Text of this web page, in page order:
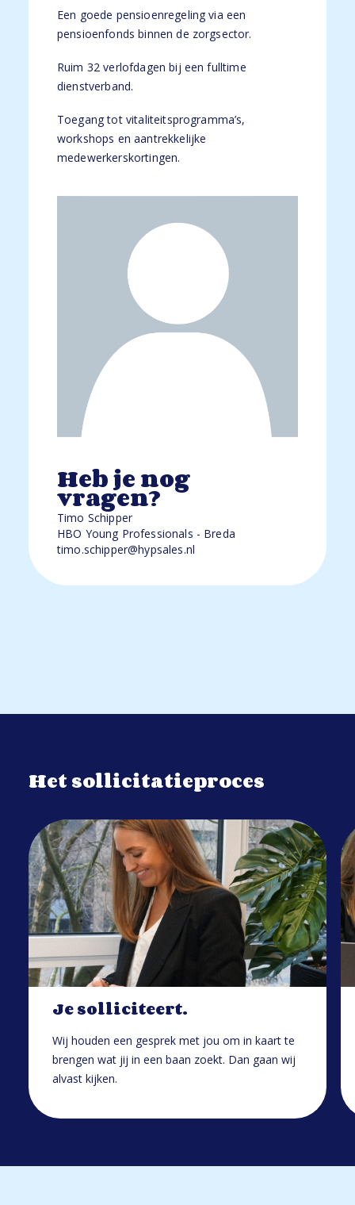
Een goede pensioenregeling via een
pensioenfonds binnen de zorgsector.
Ruim 32 verlofdagen bij een fulltime
dienstverband.
Toegang tot vitaliteitsprogramma’s,
workshops en aantrekkelijke
medewerkerskortingen.
Heb je nog
vragen?
Timo Schipper
HBO Young Professionals - Breda
timo.schipper@hypsales.nl
Het sollicitatieproces
Je solliciteert.
Wij houden een gesprek met jou om in kaart te
brengen wat jij in een baan zoekt. Dan gaan wij
alvast kijken.